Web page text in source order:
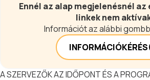
Ennél az alap megjelenésnél
linkek nem
Információt az alábbi
INFORMÁCIÓKÉRÉS
A SZERVEZŐK AZ IDŐPONT ÉS A